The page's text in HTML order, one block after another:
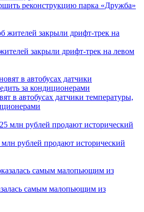
реконструкцию парка «Дружба»
закрыли дрифт-трек на левом
в автобусах датчики температуры,
млн рублей продают исторический
самым малопьющим из